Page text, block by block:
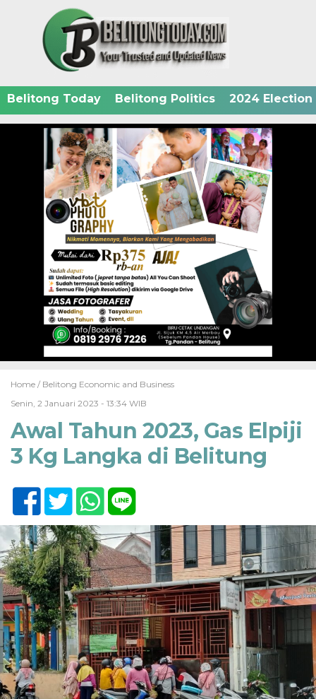
Belitong Today Belitong Politics 2024 Election
Home / Belitong Economic and Business
Senin, 2 Januari 2023 - 13:34 WIB
Awal Tahun 2023, Gas Elpiji
3 Kg Langka di Belitung